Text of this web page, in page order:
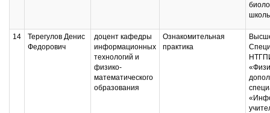
14
Терегулов Денис
Федорович
доцент кафедры
информационных
технологий и
физико-
математического
образования
Ознакомительная
практика